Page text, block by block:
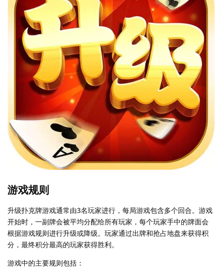
游戏规则
升级扑克牌游戏通常由3名玩家进行，每局游戏包含多个回合。游戏
开始时，一副牌会被平均分配给所有玩家，每个玩家手中的牌面会
根据游戏规则进行升级或降级。玩家通过出牌和抢占地盘来获得积
分，最终积分最高的玩家获得胜利。
游戏中的主要规则包括：